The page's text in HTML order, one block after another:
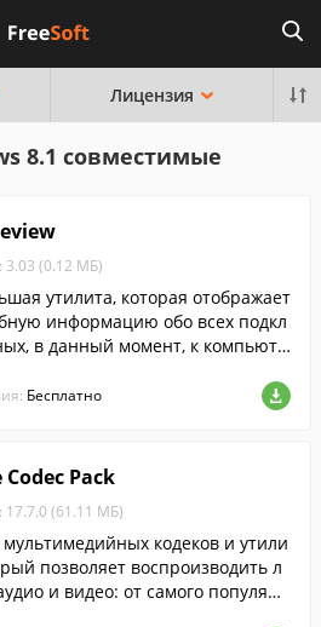
Лицензия
8.1 совместимые
3.03 (0.12 МБ)
утилита, которая отображает
информацию обо всех подкл
в данный момент, к компьюте
Бесплатно
Codec Pack
17.7.0 (61.11 МБ)
кодеков и утили
позволяет воспроизводить л
и видео: от самого популярн